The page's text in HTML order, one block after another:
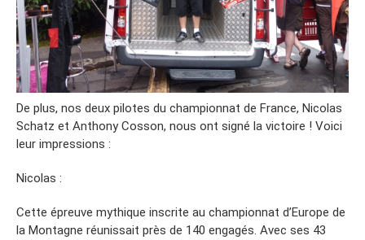
De plus, nos deux pilotes du championnat de France, Nicolas
Schatz et Anthony Cosson, nous ont signé la victoire ! Voici
leur impressions :
Nicolas :
Cette épreuve mythique inscrite au championnat d’Europe de
la Montagne réunissait près de 140 engagés. Avec ses 43